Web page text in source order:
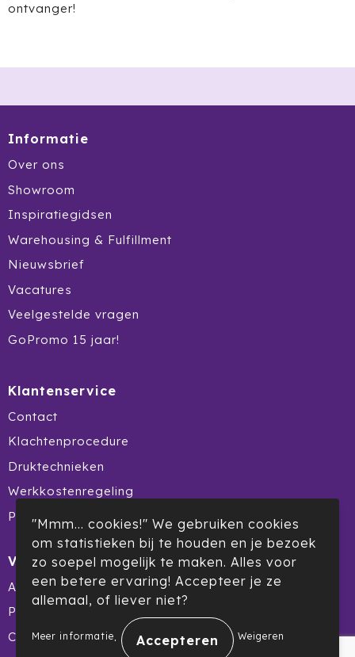
ontvanger!
Informatie
Over ons
Showroom
Inspiratiegidsen
Warehousing & Fulfillment
Nieuwsbrief
Vacatures
Veelgestelde vragen
GoPromo 15 jaar!
Klantenservice
Contact
Klachtenprocedure
Druktechnieken
Werkkostenregeling
Product Recall
Veilig winkelen
Algemene voorwaarden
Privacyverklaring
Cookiebeleid
"Mmm... cookies!" We gebruiken cookies
om statistieken bij te houden en je bezoek
zo soepel mogelijk te maken. Alles voor
een betere ervaring! Accepteer je ze
allemaal, of liever niet?
Meer informatie. Weigeren